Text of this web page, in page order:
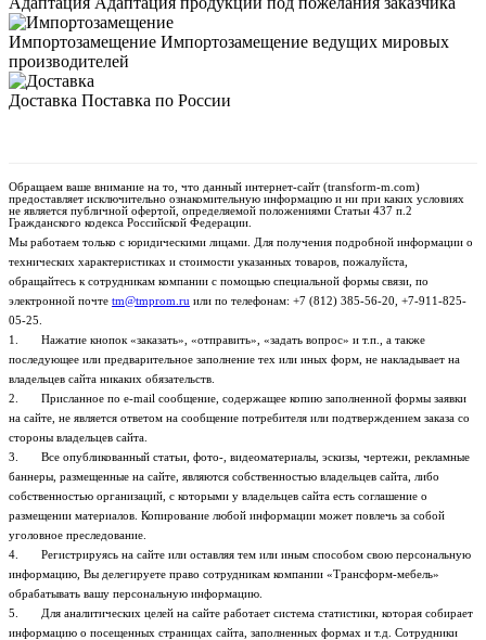
Импортозамещение Импортозамещение ведущих мировых
производителей
Доставка Поставка по России
Обращаем ваше внимание на то, что данный интернет-сайт (transform-m.com)
предоставляет исключительно ознакомительную информацию и ни при каких условиях
не является публичной офертой, определяемой положениями Статьи 437 п.2
Гражданского кодекса Российской Федерации.
Мы работаем только с юридическими лицами. Для получения подробной информации о
технических характеристиках и стоимости указанных товаров, пожалуйста,
обращайтесь к сотрудникам компании с помощью специальной формы связи , по
электронной почте tm@tmprom.ru или по телефонам: +7 (812) 385-56-20, +7-911-825-
05-25
1. Нажатие кнопок «заказать», «отправить», «задать вопрос» и т.п., а также
последующее или предварительное заполнение тех или иных форм, не накладывает на
владельцев сайта никаких обязательств.
2. Присланное по e-mail сообщение, содержащее копию заполненной формы заявки
на сайте, не является ответом на сообщение потребителя или подтверждением заказа со
стороны владельцев сайта.
3. Все опубликованный статьи, фото-, видеоматериалы, эскизы, чертежи, рекламные
баннеры, размещенные на сайте, являются собственностью владельцев сайта, либо
собственностью организаций, с которыми у владельцев сайта есть соглашение о
размещении материалов. Копирование любой информации может повлечь за собой
уголовное преследование.
4. Регистрируясь на сайте или оставляя тем или иным способом свою персональную
информацию, Вы делегируете право сотрудникам компании «Трансформ-мебель»
обрабатывать вашу персональную информацию.
5. Для аналитических целей на сайте работает система статистики, которая собирает
информацию о посещенных страницах сайта, заполненных формах и т.д. Сотрудники